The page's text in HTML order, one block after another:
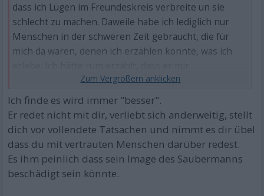
dass ich Lügen im Freundeskreis verbreite un sie
schlecht zu machen. Daweile habe ich lediglich nur
Menschen in der schweren Zeit gebraucht, die für
mich da waren, denen ich erzählen konnte, was ich
fremdgegangen ist. Ich habe aber nie zu
irgendjemanden gesagt, dass er mir körperlich untreu
wurde, nur dass er die Probleme die wir in unserer
Beziehung hatten, nicht mit seiner Kollegin
besprechen hätte sollen und das er bewusst mehr
Gefühle für sie zugelassen hat.
Ich finde es wird immer "besser".
Er redet nicht mit dir, verliebt sich anderweitig, stellt
dich vor vollendete Tatsachen und nimmt es dir übel
dass du mit vertrauten Menschen darüber redest.
Es ihm peinlich dass sein Image des Saubermanns
beschädigt sein könnte.